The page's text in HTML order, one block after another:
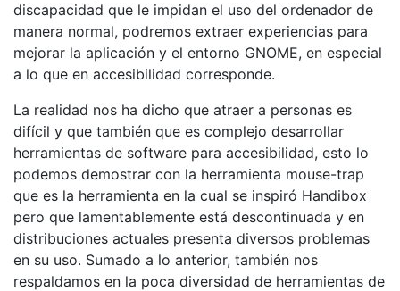
discapacidad que le impidan el uso del ordenador de
manera normal, podremos extraer experiencias para
mejorar la aplicación y el entorno GNOME, en especial
a lo que en accesibilidad corresponde.
La realidad nos ha dicho que atraer a personas es
difícil y que también que es complejo desarrollar
herramientas de software para accesibilidad, esto lo
podemos demostrar con la herramienta mouse-trap
que es la herramienta en la cual se inspiró Handibox
pero que lamentablemente está descontinuada y en
distribuciones actuales presenta diversos problemas
en su uso. Sumado a lo anterior, también nos
respaldamos en la poca diversidad de herramientas de